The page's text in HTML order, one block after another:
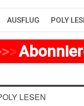
AUSFLUG POLY
>>>>>>>
LESEN